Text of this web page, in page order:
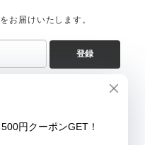
お届けいたします。
登録